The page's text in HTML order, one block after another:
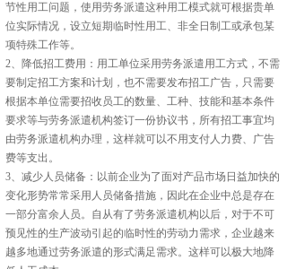
节性用工问题，使用劳务派遣这种用工模式就可根据贵单
位实际情况，设立短期临时性用工、非全日制工或承包某
项特殊工作等。
2、降低招工费用：用工单位采用劳务派遣用工方式，不需
要制定招工方案和计划，也不需要发布招工广告，只需要
根据本单位需要招收员工的数量、工种、技能和基本条件
要求等与劳务派遣机构签订一份协议书，所有招工事宜均
由劳务派遣机构办理，这样就可以不用支付人力费、广告
费等支出。
3、减少人员储备：以前企业为了面对产品市场日益加快的
变化形势常常采用人员储备措施，因此在企业中总是存在
一部分富余人员。自从有了劳务派遣机构以后，对于不可
预见性的生产波动引起的临时性的劳动力需求，企业越来
越多地通过劳务派遣的形式满足需求。这样可以极大地降